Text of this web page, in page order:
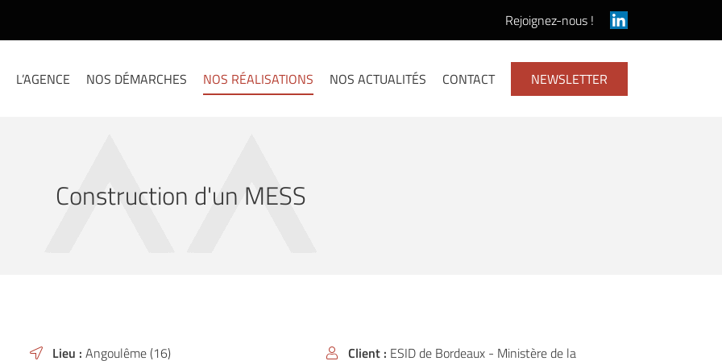
Rejoignez-nous !
L’AGENCE NOS DÉMARCHES NOS RÉALISATIONS NOS ACTUALITÉS CONTACT NEWSLETTER
l'adresse
Construction d'un MESS
 Lieu : Angoulême (16)  Client : ESID de Bordeaux - Ministère de la